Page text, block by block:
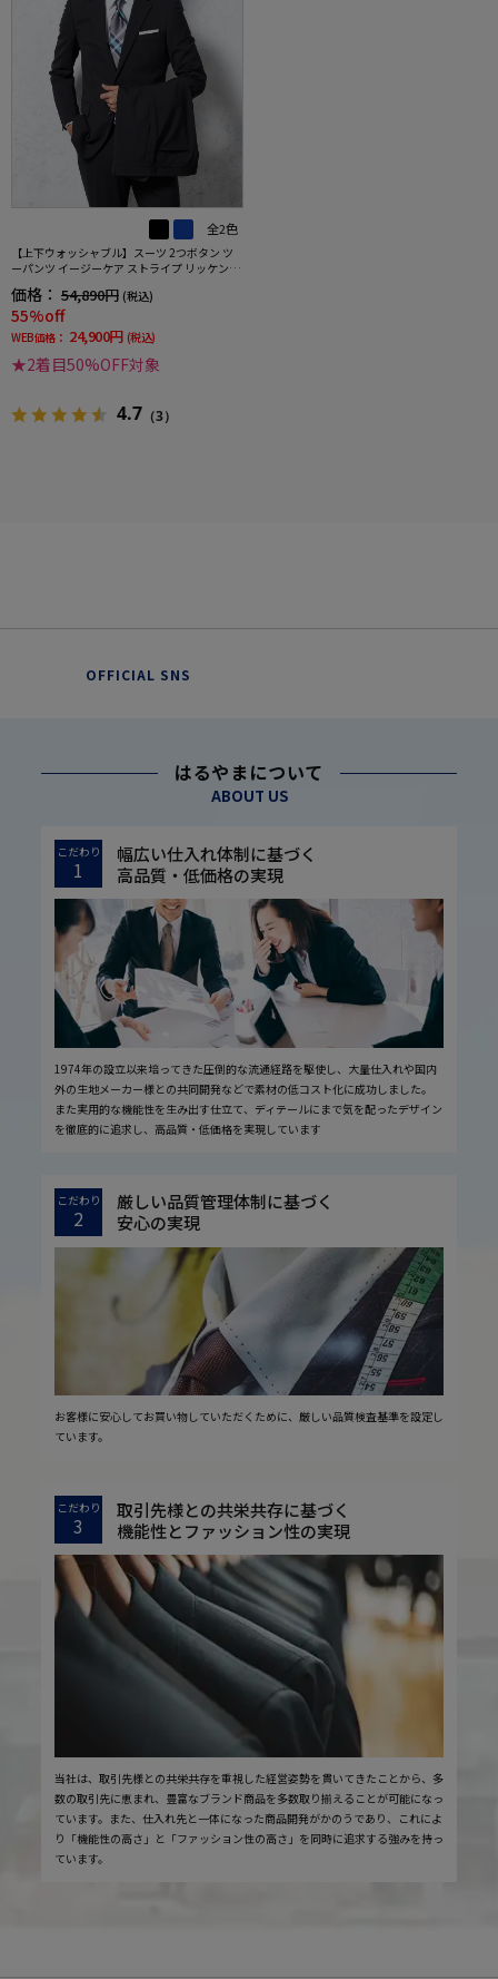
全2色
【上下ウォッシャブル】スーツ 2つボタン ツ
ーパンツ イージーケア ストライプ リッケンバ
ッカー
価格： 54,890円 (税込)
55%off
WEB価格： 24,900円 (税込)
★2着目50%OFF対象
4.7 （3）
OFFICIAL SNS
はるやまについて
ABOUT US
こだわり
1
幅広い仕入れ体制に基づく
高品質・低価格の実現
1974年の設立以来培ってきた圧倒的な流通経路を駆使し、大量仕入れや国内
外の生地メーカー様との共同開発などで素材の低コスト化に成功しました。
また実用的な機能性を生み出す仕立て、ディテールにまで気を配ったデザイン
を徹底的に追求し、高品質・低価格を実現しています
こだわり
2
厳しい品質管理体制に基づく
安心の実現
お客様に安心してお買い物していただくために、厳しい品質検査基準を設定し
ています。
こだわり
3
取引先様との共栄共存に基づく
機能性とファッション性の実現
当社は、取引先様との共栄共存を重視した経営姿勢を貫いてきたことから、多
数の取引先に恵まれ、豊富なブランド商品を多数取り揃えることが可能になっ
ています。また、仕入れ先と一体になった商品開発がかのうであり、これによ
り「機能性の高さ」と「ファッション性の高さ」を同時に追求する強みを持っ
ています。